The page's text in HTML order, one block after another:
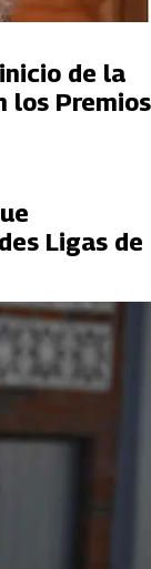
de la
los Premios
Ligas de